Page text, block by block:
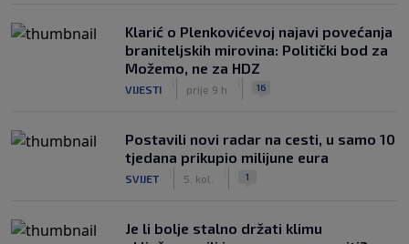
Klarić o Plenkovićevoj najavi povećanja
braniteljskih mirovina: Politički bod za
Možemo, ne za HDZ
VIJESTI prije 9 h 16
Postavili novi radar na cesti, u samo 10
tjedana prikupio milijune eura
SVIJET 5. kol. 1
Je li bolje stalno držati klimu